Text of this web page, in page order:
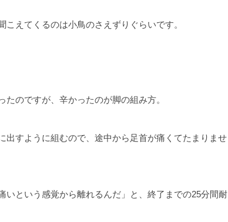
えてくるのは小鳥のさえずりぐらいです。
のですが、辛かったのが脚の組み方。
出すように組むので、途中から足首が痛くてたまりませ
いという感覚から離れるんだ」と、終了までの25分間耐